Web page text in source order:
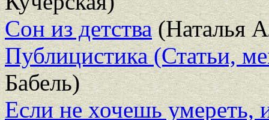
Сон из детства(Наталья
Публицистика (Статьи,
Бабель)
Если не хочешь